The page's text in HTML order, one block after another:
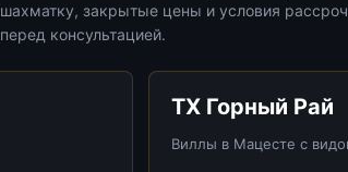
шахматку, закрытые цены и условия
перед консультацией.
ТХ Горный Рай
Виллы в Мацесте с